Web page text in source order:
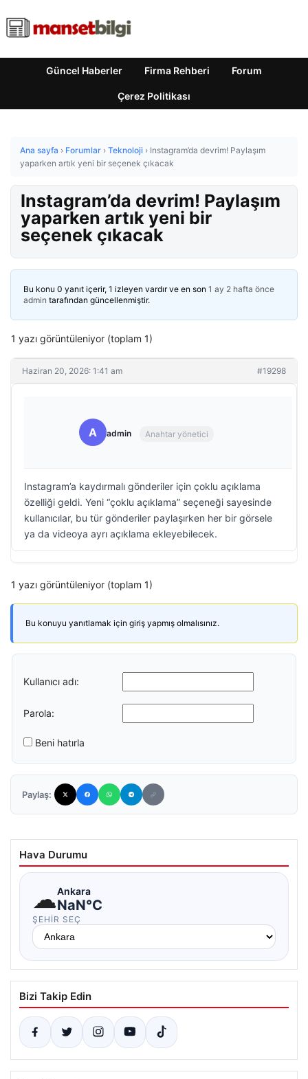
Güncel Haberler Firma Rehberi Forum
Çerez Politikası
Ana sayfa › Forumlar › Teknoloji › Instagram’da devrim! Paylaşım
yaparken artık yeni bir seçenek çıkacak
Instagram’da devrim! Paylaşım
yaparken artık yeni bir
seçenek çıkacak
Bu konu 0 yanıt içerir, 1 izleyen vardır ve en son 1 ay 2 hafta önce
admin tarafından güncellenmiştir.
1 yazı görüntüleniyor (toplam 1)
Haziran 20, 2026: 1:41 am #19298
A admin Anahtar yönetici
Instagram’a kaydırmalı gönderiler için çoklu açıklama
özelliği geldi. Yeni “çoklu açıklama” seçeneği sayesinde
kullanıcılar, bu tür gönderiler paylaşırken her bir görsele
ya da videoya ayrı açıklama ekleyebilecek.
1 yazı görüntüleniyor (toplam 1)
Bu konuyu yanıtlamak için giriş yapmış olmalısınız.
Kullanıcı adı:
Parola:
Beni hatırla
Paylaş:
Hava Durumu
☁Ankara
NaN°C
ŞEHIR SEÇ
Bizi Takip Edin